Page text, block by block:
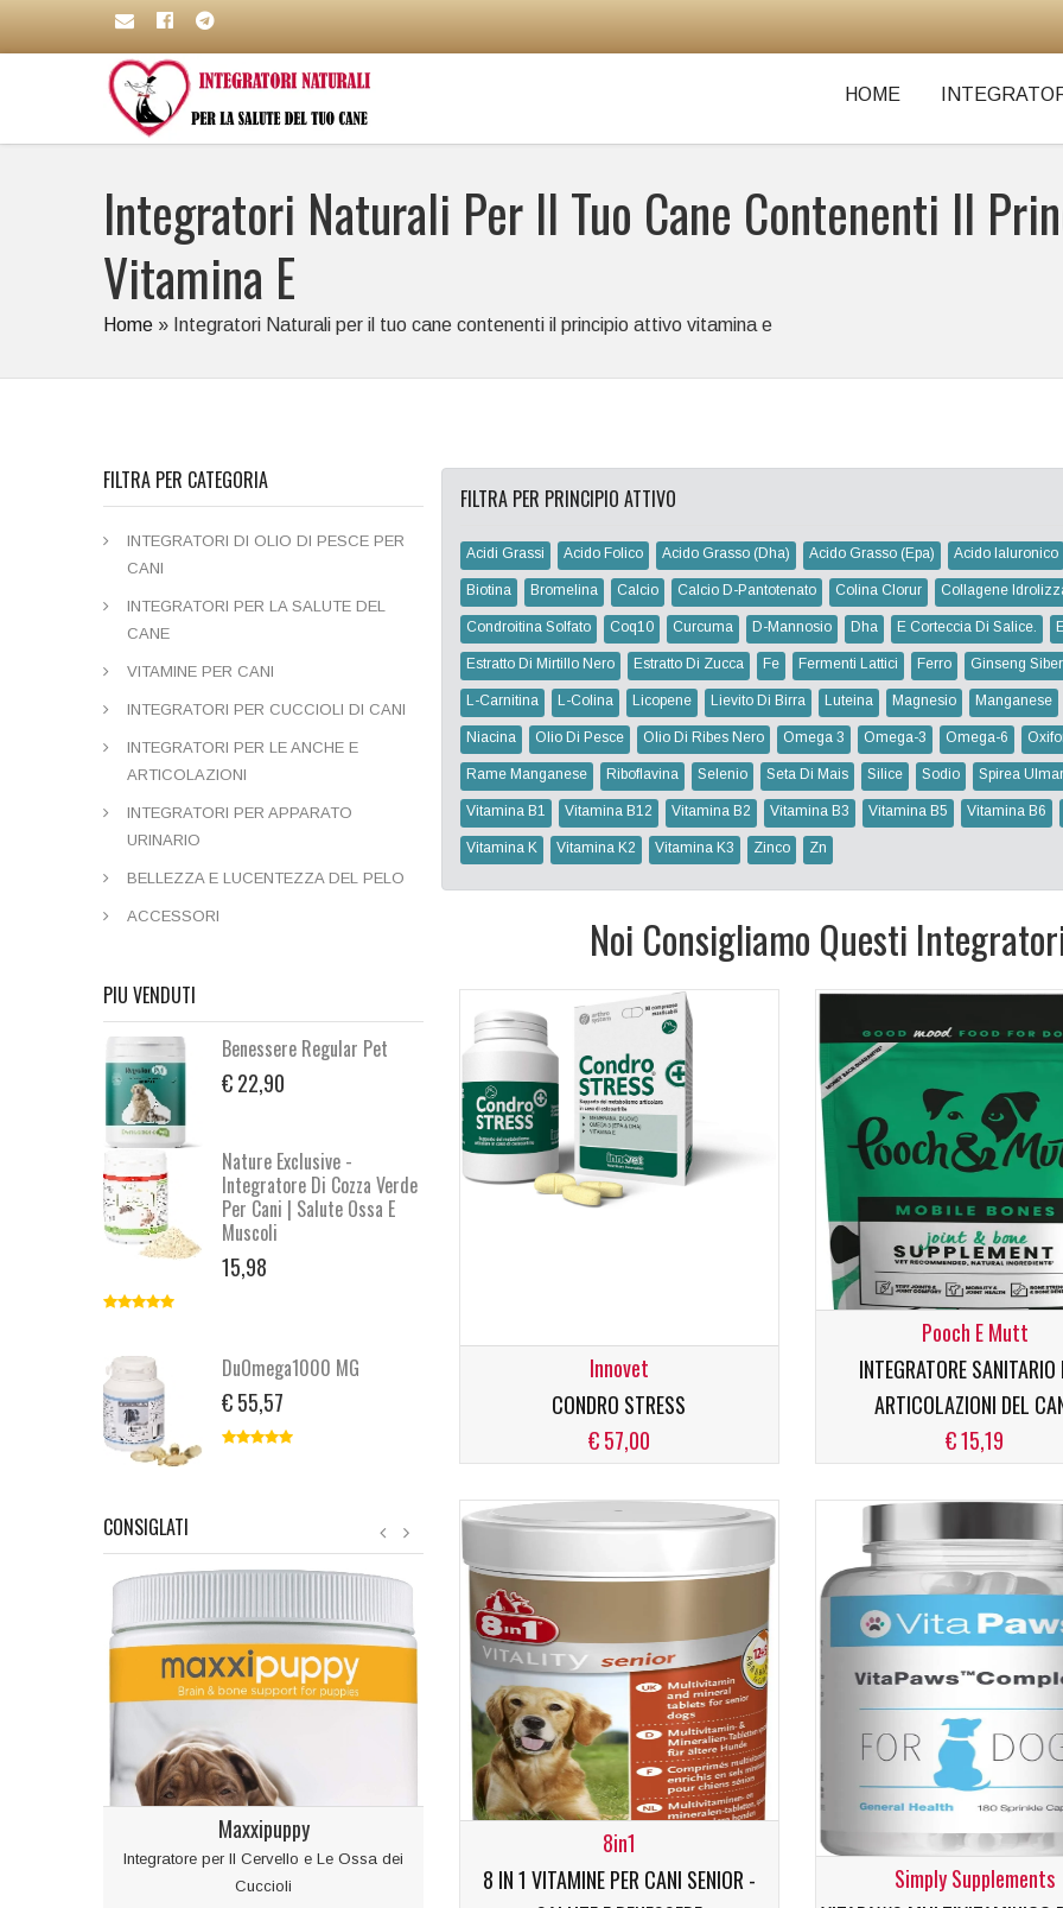
HOME
Integratori Naturali Per Il Tuo Cane Contenenti Il
Vitamina E
Home » Integratori Naturali per il tuo cane contenenti il principio attivo vitamina e
FILTRA PER PRINCIPIO ATTIVO
Acidi Grassi Acido Folico Acido Grasso (dha) Acido Grasso (epa) Acido Ialuronico
Biotina Bromelina Calcio Calcio D-Pantotenato Colina Clorur Collagene
Condroitina Solfato Coq10 Curcuma D-Mannosio Dha E Corteccia Di Salice.
Estratto Di Mirtillo Nero Estratto Di Zucca Fe Fermenti Lattici Ferro Ginseng
L-Carnitina L-Colina Licopene Lievito Di Birra Luteina Magnesio Manganese
Niacina Olio Di Pesce Olio Di Ribes Nero Omega 3 Omega-3 Omega-6
Rame Manganese Riboflavina Selenio Seta Di Mais Silice Sodio Spirea
Vitamina B1 Vitamina B12 Vitamina B2 Vitamina B3 Vitamina B5 Vitamina B6
Vitamina K Vitamina K2 Vitamina K3 Zinco Zn
Noi Consigliamo Questi
Innovet
CONDRO STRESS
€ 57,00
Pooch E Mutt
INTEGRATORE SANITARIO
ARTICOLAZIONI DEL
€ 15,19
8in1
8 IN 1 VITAMINE PER CANI SENIOR -
Simply Supplements
FILTRA PER CATEGORIA
INTEGRATORI DI OLIO DI PESCE PER
CANI
INTEGRATORI PER LA SALUTE DEL
CANE
VITAMINE PER CANI
INTEGRATORI PER CUCCIOLI DI CANI
INTEGRATORI PER LE ANCHE E
ARTICOLAZIONI
INTEGRATORI PER APPARATO
URINARIO
BELLEZZA E LUCENTEZZA DEL PELO
ACCESSORI
PIU VENDUTI
Benessere Regular Pet
€ 22,90
Nature Exclusive -
Integratore Di Cozza Verde
Per Cani | Salute Ossa E
Muscoli
15,98
DuOmega1000 MG
€ 55,57
CONSIGLATI
Maxxipuppy
Integratore per Il Cervello e Le Ossa dei
Cuccioli
Guanto Per Pulizia Del Pelo
Massaggia il cane e trattiene il pelo
Condro Stress
Integratore per contrastare Osteoartrite